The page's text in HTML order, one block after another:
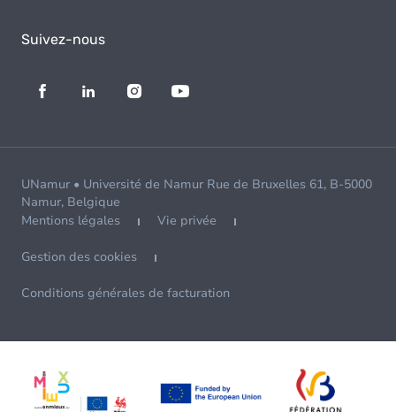
Suivez-nous
UNamur • Université de Namur Rue de Bruxelles 61, B-5000
Namur, Belgique
Mentions légales
Vie privée
Gestion des cookies
Conditions générales de facturation